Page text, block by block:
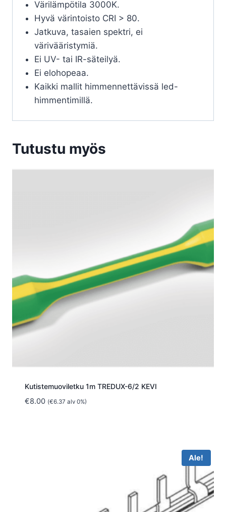
Värilämpötila 3000K.
Hyvä värintoisto CRI > 80.
Jatkuva, tasaien spektri, ei
värivääristymiä.
Ei UV- tai IR-säteilyä.
Ei elohopeaa.
Kaikki mallit himmennettävissä led-
himmentimillä.
Tutustu myös
Kutistemuoviletku 1m TREDUX-6/2 KEVI
€8.00 (€6.37 alv 0%)
Ale!